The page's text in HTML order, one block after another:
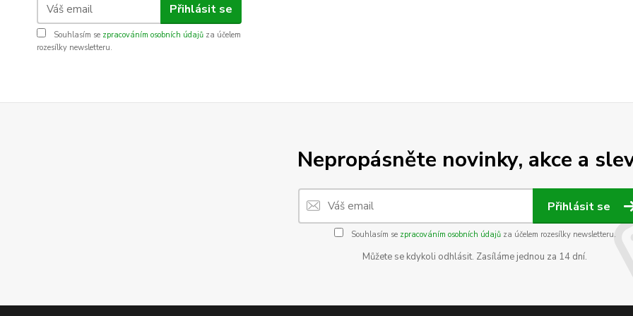
Přihlásit se
Souhlasím se zpracováním osobních údajů za účelem
rozesílky newsletteru.
Nepropásněte novinky, akce a
Přihlásit se
Souhlasím se zpracováním osobních údajůza účelem rozesílky newsletteru.
Můžete se kdykoli odhlásit. Zasíláme jednou za 14 dní.